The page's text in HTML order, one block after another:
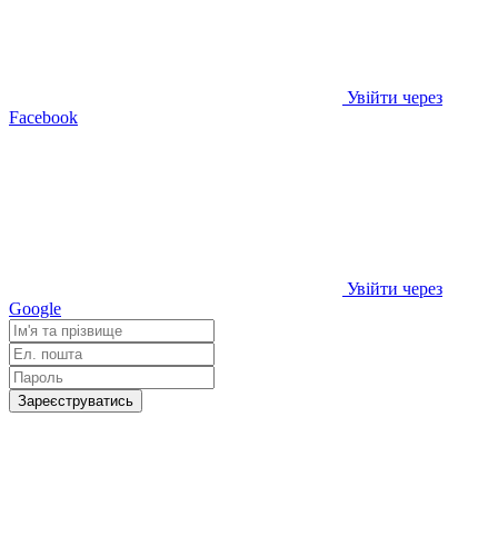
Увійти через
Facebook
Увійти через
Google
Зареєструватись